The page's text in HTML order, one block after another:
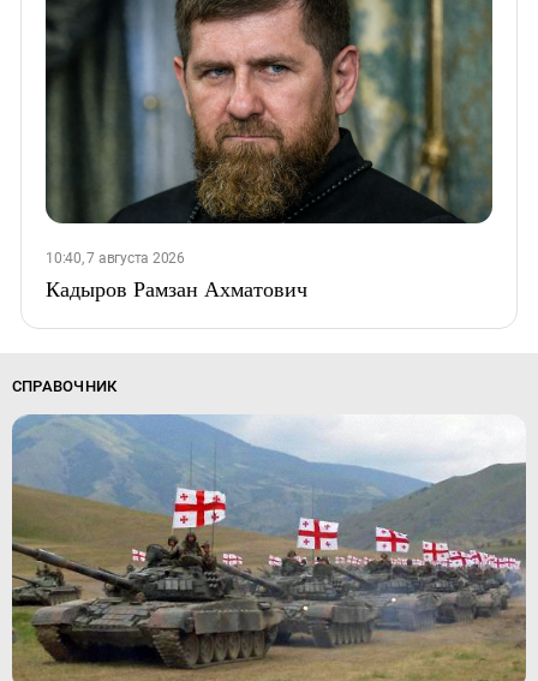
10:40, 7 августа 2026
Кадыров Рамзан Ахматович
СПРАВОЧНИК